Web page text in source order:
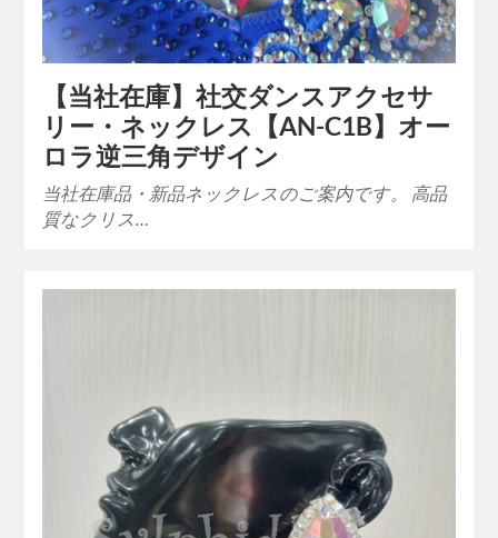
【当社在庫】社交ダンスアクセサ
リー・ネックレス【AN-C1B】オー
ロラ逆三角デザイン
当社在庫品・新品ネックレスのご案内です。 高品
質なクリス…